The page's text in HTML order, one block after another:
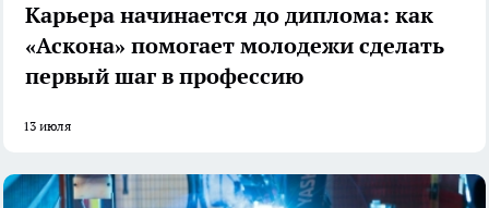
Карьера начинается до диплома: как
«Аскона» помогает молодежи сделать
первый шаг в профессию
13 июля